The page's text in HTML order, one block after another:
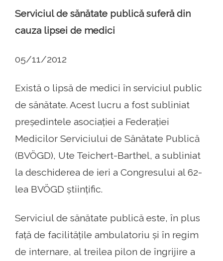
Serviciul de sănătate publică suferă din
cauza lipsei de medici
05/11/2012
Există o lipsă de medici în serviciul public
de sănătate. Acest lucru a fost subliniat
președintele asociației a Federației
Medicilor Serviciului de Sănătate Publică
(BVÖGD), Ute Teichert-Barthel, a subliniat
la deschiderea de ieri a Congresului al 62-
lea BVÖGD științific.
Serviciul de sănătate publică este, în plus
față de facilitățile ambulatoriu și în regim
de internare, al treilea pilon de îngrijire a